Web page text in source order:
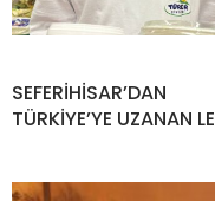
SEFERİHİSAR’DAN
TÜRKİYE’YE UZANAN